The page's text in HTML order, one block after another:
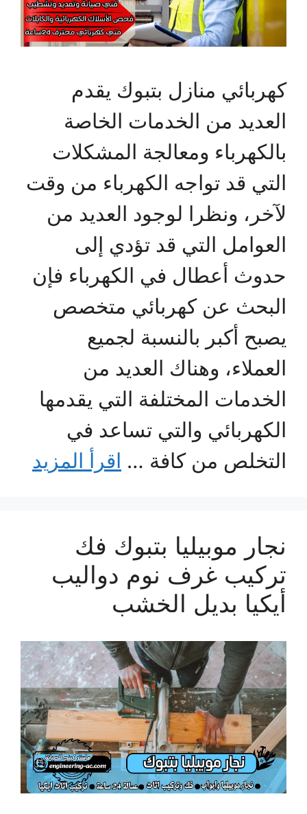
كهربائي منازل بتبوك يقدم
العديد من الخدمات الخاصة
بالكهرباء ومعالجة المشكلات
التي قد تواجه الكهرباء من وقت
لآخر، ونظرا لوجود العديد من
العوامل التي قد تؤدي إلى
حدوث أعطال في الكهرباء فإن
البحث عن كهربائي متخصص
يصبح أكبر بالنسبة لجميع
العملاء، وهناك العديد من
الخدمات المختلفة التي يقدمها
الكهربائي والتي تساعد في
التخلص من كافة … اقرأ المزيد
نجار موبيليا بتبوك فك
تركيب غرف نوم دواليب
أيكيا بديل الخشب